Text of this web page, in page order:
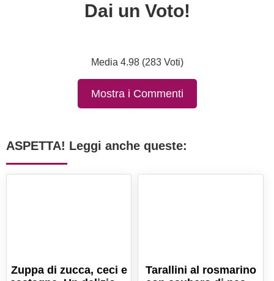
Dai un Voto!
Media 4.98 (283 Voti)
Mostra i Commenti
ASPETTA! Leggi anche queste:
Zuppa di zucca, ceci e
Tarallini al rosmarino